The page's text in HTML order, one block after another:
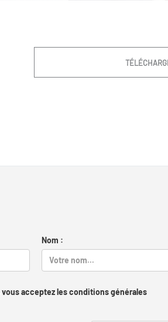
Nom :
acceptez les conditions générales